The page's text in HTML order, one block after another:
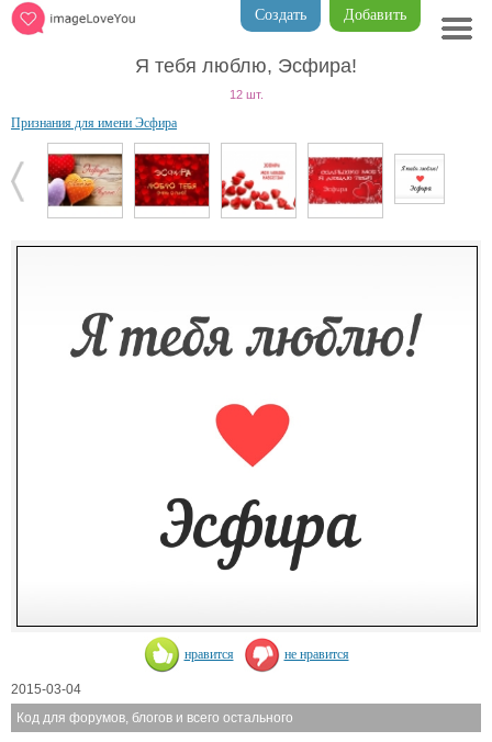
Добавить
Создать
Я тебя люблю, Эсфира!
12 шт.
Признания для имени Эсфира
нравится не нравится
2015-03-04
Код для форумов, блогов и всего остального